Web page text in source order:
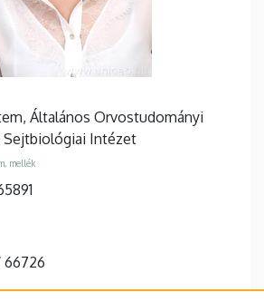
Általános Orvostudományi
Sejtbiológiai Intézet
mellék
66726